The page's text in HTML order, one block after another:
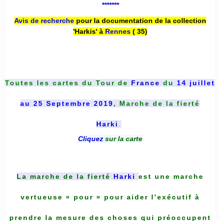
*******
Avis de recherche pour la documentation de la collection
'Harkis' à Rennes( 35)
Toutes les cartes du Tour de France du 14 juillet
au 25 Septembre 2019, Marche de la fierté
Harki
Cliquez sur la carte
La marche de la fierté Harki est une marche
vertueuse « pour » pour aider l’exécutif à
prendre la mesure des choses qui préoccupent